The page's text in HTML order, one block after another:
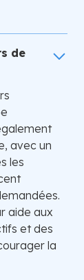
de
avec un
les
aide aux
et des
la